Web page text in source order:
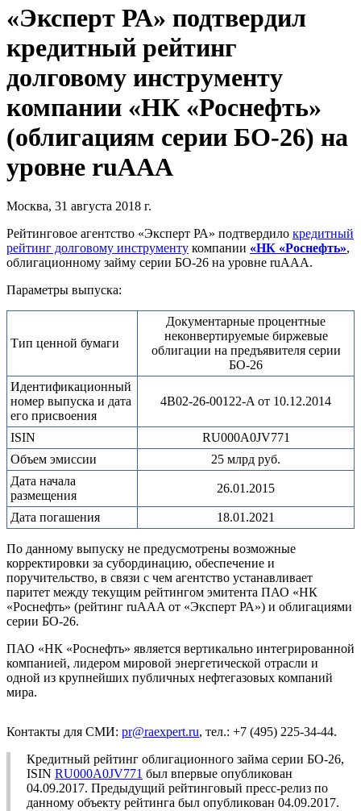
«Эксперт РА» подтвердил
кредитный рейтинг
долговому инструменту
компании «НК «Роснефть»
(облигациям серии БО-26) на
уровне ruAAA
Москва, 31 августа 2018 г.
Рейтинговое агентство «Эксперт РА» подтвердило кредитный
рейтинг долговому инструменту компании «НК «Роснефть»,
облигационному займу серии БО-26 на уровне ruAAA.
Параметры выпуска:
Тип ценной бумаги
Документарные процентные
неконвертируемые биржевые
облигации на предъявителя серии
БО-26
Идентификационный
номер выпуска и дата
его присвоения
4B02-26-00122-A от 10.12.2014
ISIN
RU000A0JV771
Объем эмиссии
25 млрд руб.
Дата начала
размещения
26.01.2015
Дата погашения 18.01.2021
По данному выпуску не предусмотрены возможные
корректировки за субординацию, обеспечение и
поручительство, в связи с чем агентство устанавливает
паритет между текущим рейтингом эмитента ПАО «НК
«Роснефть» (рейтинг ruAAA от «Эксперт РА») и облигациями
серии БО-26.
ПАО «НК «Роснефть» является вертикально интегрированной
компанией, лидером мировой энергетической отрасли и
одной из крупнейших публичных нефтегазовых компаний
мира.
Контакты для СМИ: pr@raexpert.ru, тел.: +7 (495) 225-34-44.
Кредитный рейтинг облигационного займа серии БО-26,
ISIN RU000A0JV771 был впервые опубликован
04.09.2017. Предыдущий рейтинговый пресс-релиз по
данному объекту рейтинга был опубликован 04.09.2017.